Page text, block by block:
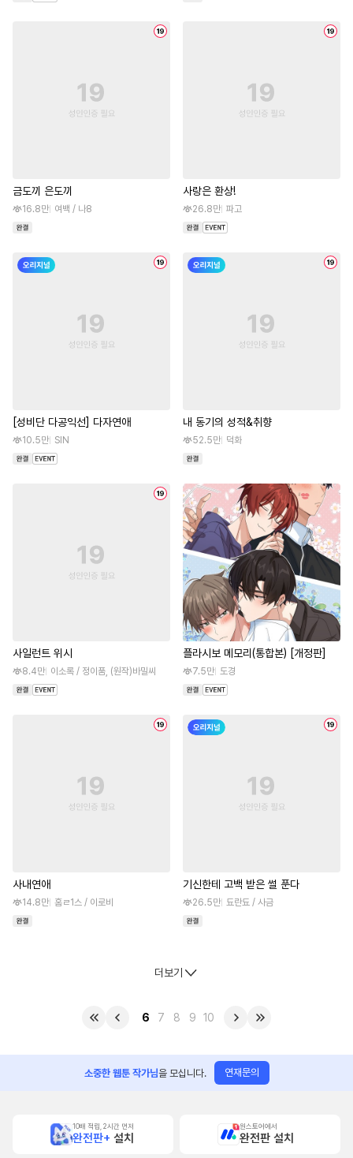
금도끼 은도끼
16.8만 여백 / 나8
사랑은 환상!
26.8만 파고
[성비단 다공익선] 다자연애
10.5만 SIN
내 동기의 성적&취향
52.5만 덕화
사일런트 위시
8.4만 이소록 / 정이품, (원작)바밀씨
플라시보 메모리(통합본) [개정판]
7.5만 도경
사내연애
14.8만 홈ㄹ1스 / 이로비
기신한테 고백 받은 썰 푼다
26.5만 됴란됴 / 사금
더보기
6 7 8 9 10
소중한 웹툰 작가님을 모십니다. 연재문의
10배 적립, 2시간 먼저
완전판+ 설치
원스토어에서
완전판 설치